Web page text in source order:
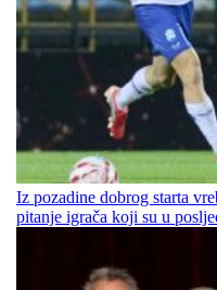
Iz pozadine dobrog starta
pitanje igrača koji su u